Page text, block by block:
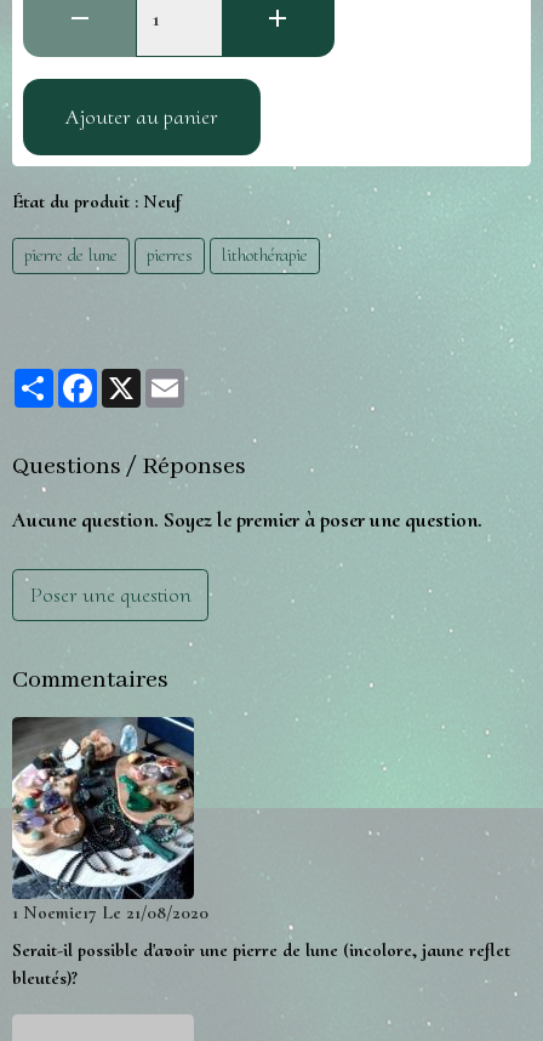
Ajouter au panier
État du produit : Neuf
pierre de lune pierres lithothérapie
PartagerFacebook
X Email
Questions / Réponses
Aucune question. Soyez le premier à poser une question.
Poser une question
Commentaires
1 Noemie17 Le 21/08/2020
Serait-il possible d'avoir une pierre de lune (incolore, jaune reflet
bleutés)?